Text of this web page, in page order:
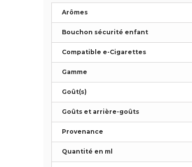
Arômes
Bouchon sécurité enfant
Compatible e-Cigarettes
Gamme
Goût(s)
Goûts et arrière-goûts
Provenance
Quantité en ml